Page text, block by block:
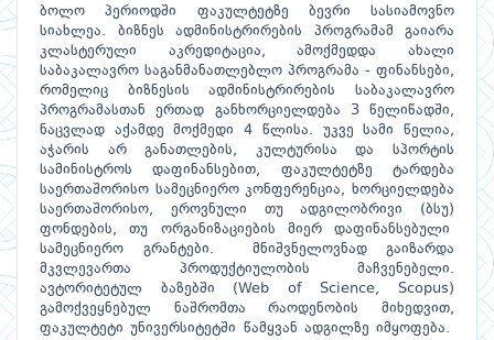
ბოლო პერიოდში ფაკულტეტზე ბევრი სასიამოვნო
სიახლეა. ბიზნეს ადმინისტრირების პროგრამამ გაიარა
კლასტერული აკრედიტაცია, ამოქმედდა ახალი
საბაკალავრო საგანმანათლებლო პროგრამა - ფინანსები,
რომელიც ბიზნესის ადმინისტრირების საბაკალავრო
პროგრამასთან ერთად განხორციელდება 3 წელიწადში,
ნაცვლად აქამდე მოქმედი 4 წლისა. უკვე სამი წელია,
აჭარის არ განათლების, კულტურისა და სპორტის
სამინისტროს დაფინანსებით, ფაკულტეტზე ტარდება
საერთაშორისო სამეცნიერო კონფერენცია, ხორციელდება
საერთაშორისო, ეროვნული თუ ადგილობრივი (ბსუ)
ფონდების, თუ ორგანიზაციების მიერ დაფინანსებული
სამეცნიერო გრანტები. მნიშვნელოვნად გაიზარდა
მკვლევართა პროდუქტიულობის მაჩვენებელი.
ავტორიტეტულ ბაზებში (Web of Science, Scopus)
გამოქვეყნებულ ნაშრომთა რაოდენობის მიხედვით,
ფაკულტეტი უნივერსიტეტში წამყვან ადგილზე იმყოფება.